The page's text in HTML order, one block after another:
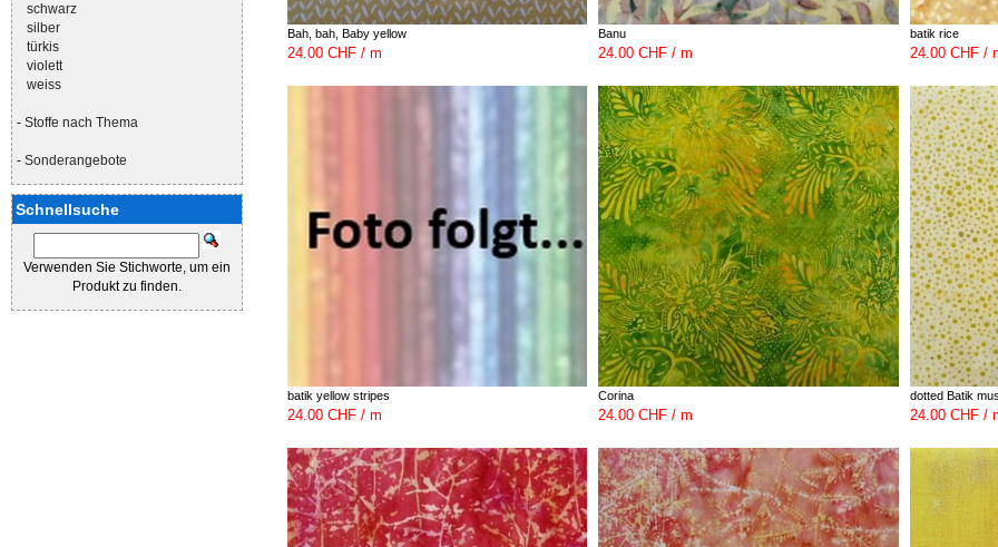
schwarz
silber
türkis
violett
weiss
- Stoffe nach Thema
- Sonderangebote
Schnellsuche
Verwenden Sie Stichworte, um ein
Produkt zu finden.
Bah, bah, Baby yellow
24.00 CHF / m
Banu
24.00 CHF / m
batik rice
24.00 CHF /
batik yellow stripes
24.00 CHF / m
Corina
24.00 CHF / m
dotted Batik
24.00 CHF /